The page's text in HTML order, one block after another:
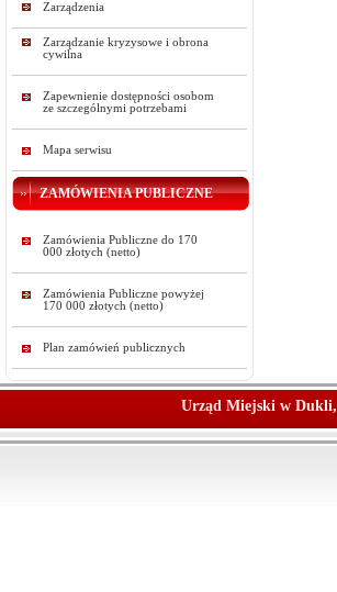
Zarządzenia
Zarządzanie kryzysowe i obrona
cywilna
Zapewnienie dostępności osobom
ze szczególnymi potrzebami
Mapa serwisu
ZAMÓWIENIA PUBLICZNE
Zamówienia Publiczne do 170
000 złotych (netto)
Zamówienia Publiczne powyżej
170 000 złotych (netto)
Plan zamówień publicznych
Urząd Miejski w Dukli,